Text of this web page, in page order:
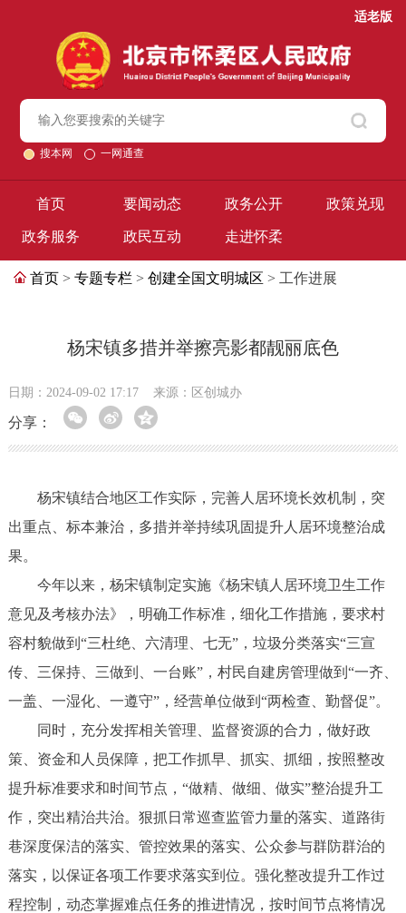
适老版
搜本网 一网通查
首页 要闻动态 政务公开 政策兑现
政务服务 政民互动 走进怀柔
首页 > 专题专栏 > 创建全国文明城区 > 工作进展
杨宋镇多措并举擦亮影都靓丽底色
日期：2024-09-02 17:17 来源：区创城办
分享：
杨宋镇结合地区工作实际，完善人居环境长效机制，突
出重点、标本兼治，多措并举持续巩固提升人居环境整治成
果。
今年以来，杨宋镇制定实施《杨宋镇人居环境卫生工作
意见及考核办法》，明确工作标准，细化工作措施，要求村
容村貌做到“三杜绝、六清理、七无”，垃圾分类落实“三宣
传、三保持、三做到、一台账”，村民自建房管理做到“一齐、
一盖、一湿化、一遵守”，经营单位做到“两检查、勤督促”。
同时，充分发挥相关管理、监督资源的合力，做好政
策、资金和人员保障，把工作抓早、抓实、抓细，按照整改
提升标准要求和时间节点，“做精、做细、做实”整治提升工
作，突出精治共治。狠抓日常巡查监管力量的落实、道路街
巷深度保洁的落实、管控效果的落实、公众参与群防群治的
落实，以保证各项工作要求落实到位。强化整改提升工作过
程控制，动态掌握难点任务的推进情况，按时间节点将情况